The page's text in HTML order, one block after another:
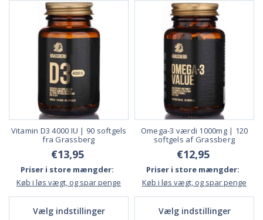
De kan inddeles i to brede kategorier:
dem, der er udformet med henblik på at løse et specifikt sundh
edsproblem, og
De er generelle multivitaminer, der er beregnet til det generelle
Der findes et bredt udvalg af produkter fra
forskellige producenter ind
en for hver af disse kategorier
. Nogle kosttilskud skal tages dagligt, m
ens andre kun er nødvendige lejlighedsvis.
Read Less
Vitamin D3 4000 IU | 90 softgels
fra Grassberg
€13,95
Priser i store mængder:
Køb i løs vægt, og spar penge
Vælg indstillinger
Omega-3 værdi 1000mg | 120
softgels af Grassberg
€12,95
Priser i store mængder:
Køb i løs vægt, og spar penge
Vælg indstillinger